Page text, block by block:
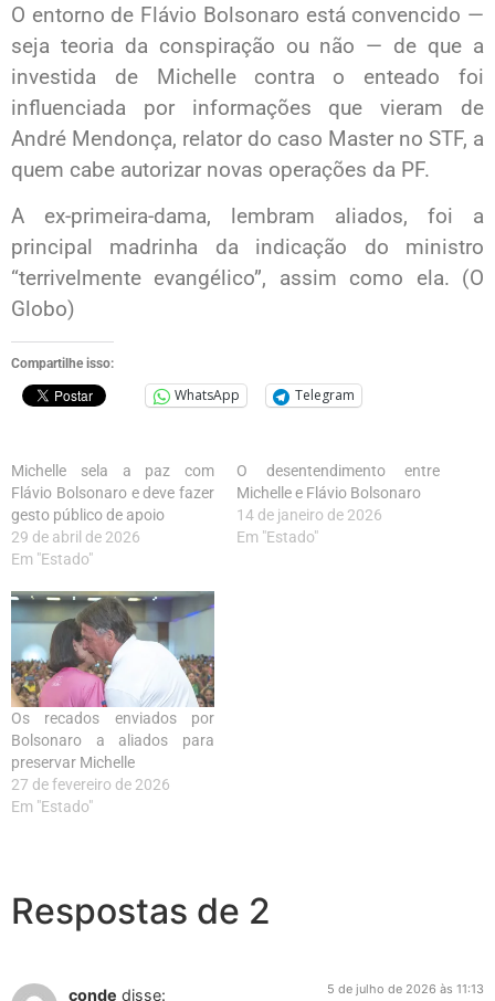
O entorno de Flávio Bolsonaro está convencido —
seja teoria da conspiração ou não — de que a
investida de Michelle contra o enteado foi
influenciada por informações que vieram de
André Mendonça, relator do caso Master no STF, a
quem cabe autorizar novas operações da PF.
A ex-primeira-dama, lembram aliados, foi a
principal madrinha da indicação do ministro
“terrivelmente evangélico”, assim como ela. (O
Globo)
Compartilhe isso:
WhatsApp Telegram
Michelle sela a paz com
Flávio Bolsonaro e deve fazer
gesto público de apoio
29 de abril de 2026
Em "Estado"
O desentendimento entre
Michelle e Flávio Bolsonaro
14 de janeiro de 2026
Em "Estado"
Os recados enviados por
Bolsonaro a aliados para
preservar Michelle
27 de fevereiro de 2026
Em "Estado"
Respostas de 2
conde disse: 5 de julho de 2026 às 11:13